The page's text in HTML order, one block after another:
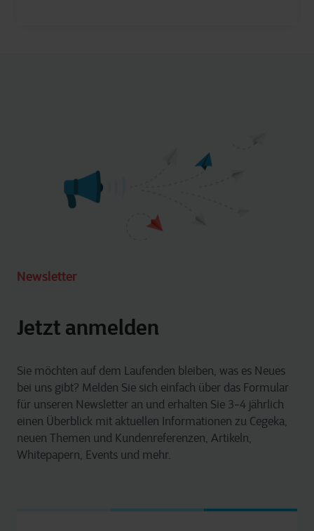
Newsletter
Jetzt anmelden
Sie möchten auf dem Laufenden bleiben, was es Neues
bei uns gibt? Melden Sie sich einfach über das Formular
für unseren Newsletter an und erhalten Sie 3‑4 jährlich
einen Überblick mit aktuellen Informationen zu Cegeka,
neuen Themen und Kundenreferenzen, Artikeln,
Whitepapern, Events und mehr.